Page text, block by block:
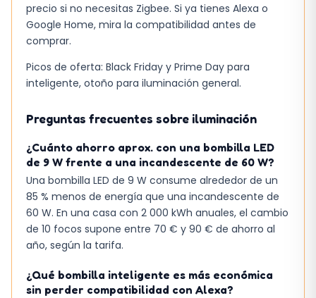
precio si no necesitas Zigbee. Si ya tienes Alexa o
Google Home, mira la compatibilidad antes de
comprar.
Picos de oferta: Black Friday y Prime Day para
inteligente, otoño para iluminación general.
Preguntas frecuentes sobre iluminación
¿Cuánto ahorro aprox. con una bombilla LED
de 9 W frente a una incandescente de 60 W?
Una bombilla LED de 9 W consume alrededor de un
85 % menos de energía que una incandescente de
60 W. En una casa con 2 000 kWh anuales, el cambio
de 10 focos supone entre 70 € y 90 € de ahorro al
año, según la tarifa.
¿Qué bombilla inteligente es más económica
sin perder compatibilidad con Alexa?